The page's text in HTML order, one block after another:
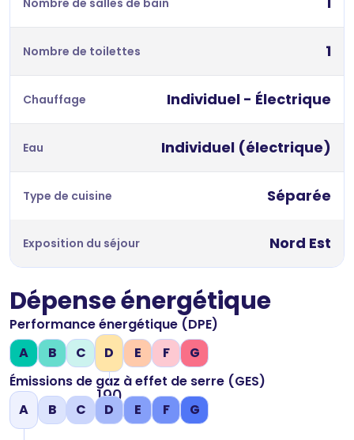
Nombre de toilettes 1
Chauffage Individuel - Électrique
Eau Individuel (électrique)
Type de cuisine Séparée
Exposition du séjour Nord Est
Dépense énergétique
Performance énergétique (DPE)
A
B C D
190
kWh/m2 par an
E F
G
Émissions de gaz à effet de serre (GES)
A
B C D E F G